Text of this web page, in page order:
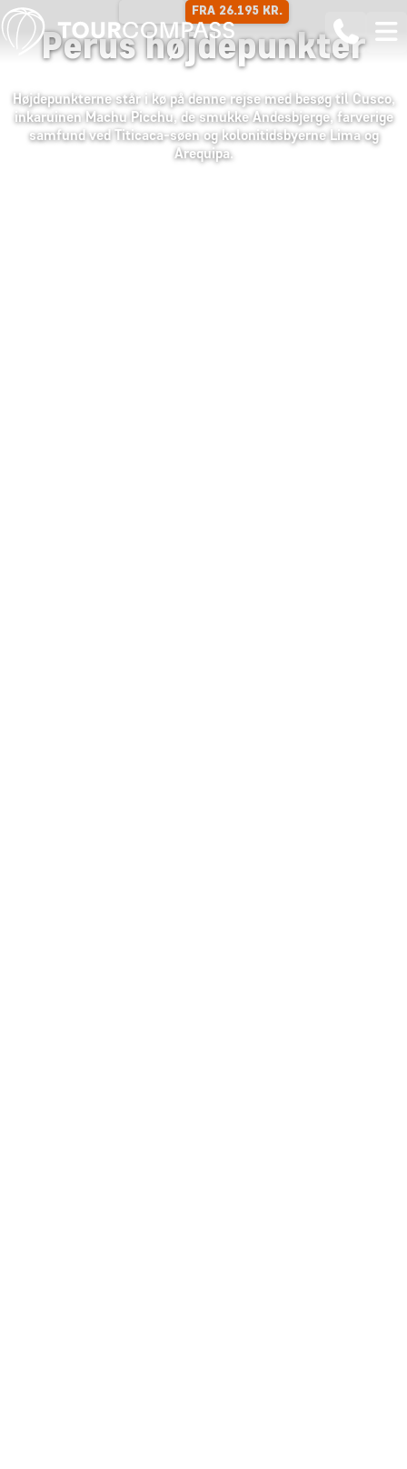
FRA 26.195 KR.
Perus højdepunkter
Højdepunkterne står i kø på denne rejse med besøg til Cusco,
inkaruinen Machu Picchu, de smukke Andesbjerge, farverige
samfund ved Titicaca-søen og kolonitidsbyerne Lima og
Arequipa.